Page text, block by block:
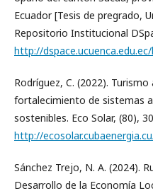
Ecuador [Tesis de pregrado,
Repositorio Institucional
http://
Rodríguez, C. (2022).
fortalecimiento de sistemas
sostenibles. Eco Solar, (80),
http://
Sánchez Trejo, N. A. (2024).
Desarrollo de la Economía